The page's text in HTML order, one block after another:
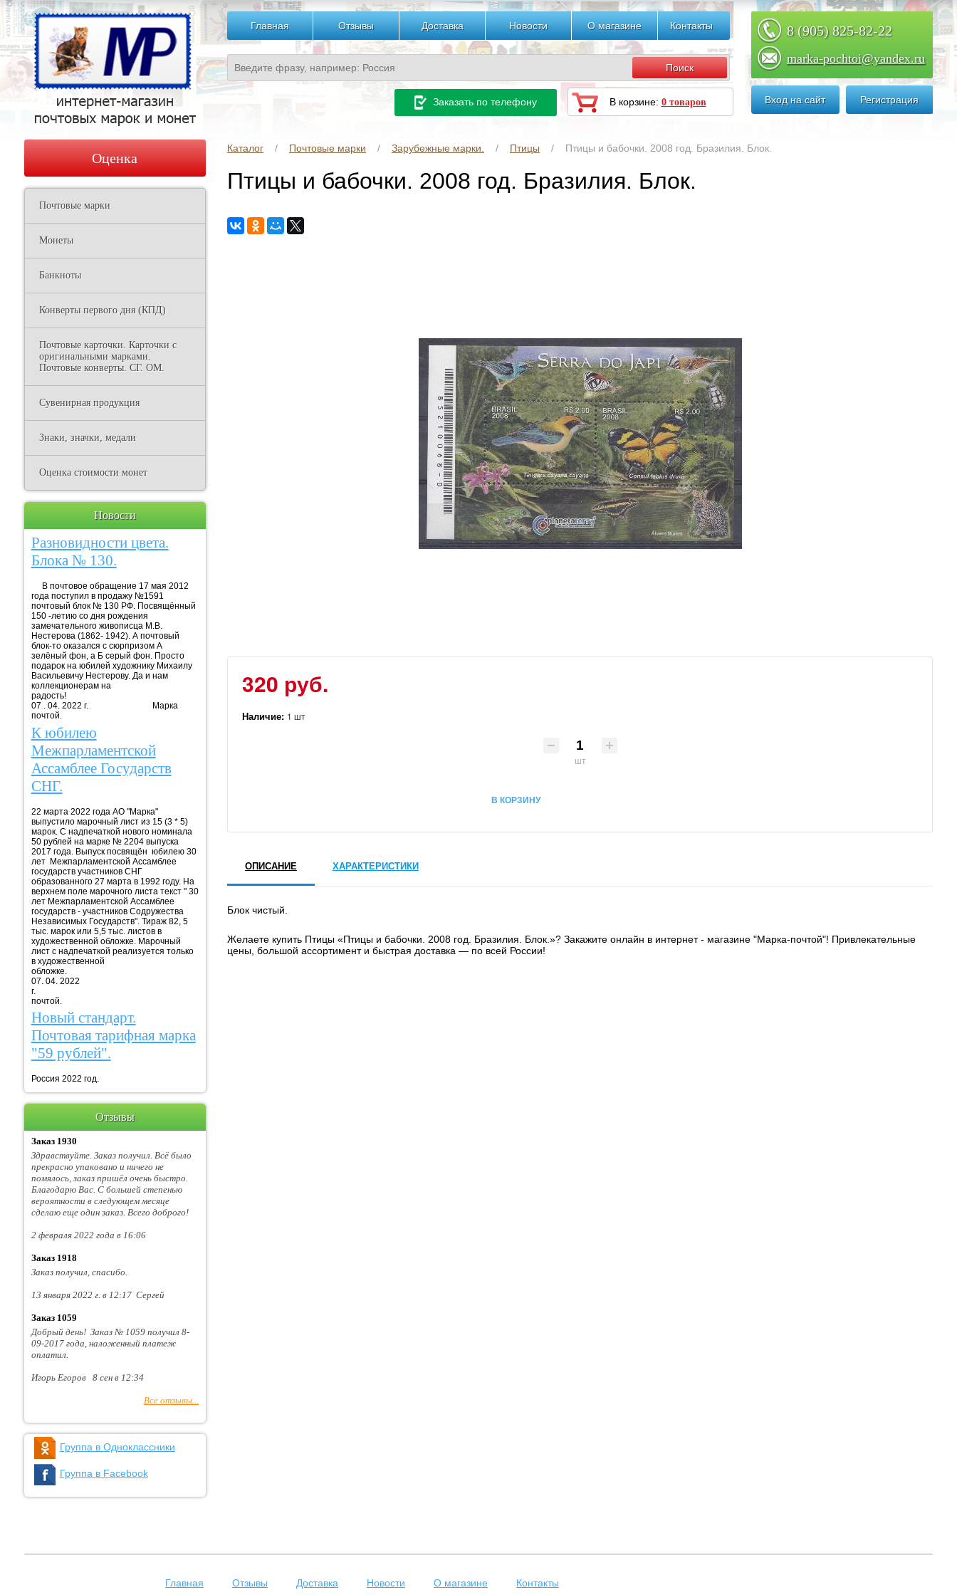
Главная Отзывы Доставка Новости О магазине Контакты 8 (905) 825-82-22
marka-pochtoi@yandex.ru
Вход на сайт Регистрация
Заказать по телефону В корзине: 0 товаров
Каталог Почтовые марки Зарубежные марки. Птицы Птицы и бабочки. 2008 год. Бразилия. Блок.
Птицы и бабочки. 2008 год. Бразилия. Блок.
320 руб.
Наличие: 1 шт
шт
В КОРЗИНУ
ОПИСАНИЕ ХАРАКТЕРИСТИКИ
Блок чистый.
Желаете купить Птицы «Птицы и бабочки. 2008 год. Бразилия. Блок.»? Закажите онлайн в интернет - магазине "Марка-почтой"! Привлекательные
цены, большой ассортимент и быстрая доставка — по всей России!
Оценка
Почтовые марки
Монеты
Банкноты
Конверты первого дня (КПД)
Почтовые карточки. Карточки с
оригинальными марками.
Почтовые конверты. СГ. ОМ.
Сувенирная продукция
Знаки, значки, медали
Оценка стоимости монет
Новости
Разновидности цвета.
Блока № 130.
В почтовое обращение 17 мая 2012
года поступил в продажу №1591
почтовый блок № 130 РФ. Посвящённый
150 -летию со дня рождения
замечательного живописца М.В.
Нестерова (1862- 1942). А почтовый
блок-то оказался с сюрпризом А
зелёный фон, а Б серый фон. Просто
подарок на юбилей художнику Михаилу
Васильевичу Нестерову. Да и нам
коллекционерам на
радость!
07 . 04. 2022 г. Марка
почтой.
К юбилею
Межпарламентской
Ассамблее Государств
СНГ.
22 марта 2022 года АО "Марка"
выпустило марочный лист из 15 (3 * 5)
марок. С надпечаткой нового номинала
50 рублей на марке № 2204 выпуска
2017 года. Выпуск посвящён юбилею 30
лет Межпарламентской Ассамблее
государств участников СНГ
образованного 27 марта в 1992 году. На
верхнем поле марочного листа текст " 30
лет Межпарламентской Ассамблее
государств - участников Содружества
Независимых Государств". Тираж 82, 5
тыс. марок или 5,5 тыс. листов в
художественной обложке. Марочный
лист с надпечаткой реализуется только
в художественной
обложке.
07. 04. 2022
г. Марка
почтой.
Новый стандарт.
Почтовая тарифная марка
"59 рублей".
Россия 2022 год.
Отзывы
Заказ 1930
Здравствуйте. Заказ получил. Всё было
прекрасно упаковано и ничего не
помялось, заказ пришёл очень быстро.
Благодарю Вас. С большей степенью
вероятности в следующем месяце
сделаю еще один заказ. Всего доброго!
2 февраля 2022 года в 16:06
Заказ 1918
Заказ получил, спасибо.
13 января 2022 г. в 12:17 Сергей
Заказ 1059
Добрый день! Заказ № 1059 получил 8-
09-2017 года, наложенный платеж
оплатил.
Игорь Егоров 8 сен в 12:34
Все отзывы...
Группа в Одноклассники
Группа в Facebook
Главная Отзывы Доставка Новости О магазине Контакты